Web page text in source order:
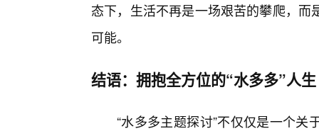
态下，生活不再是一场艰苦的攀爬，
可能。
结语：拥抱全方位的“水多多”人生
“水多多主题探讨”不仅仅是一个